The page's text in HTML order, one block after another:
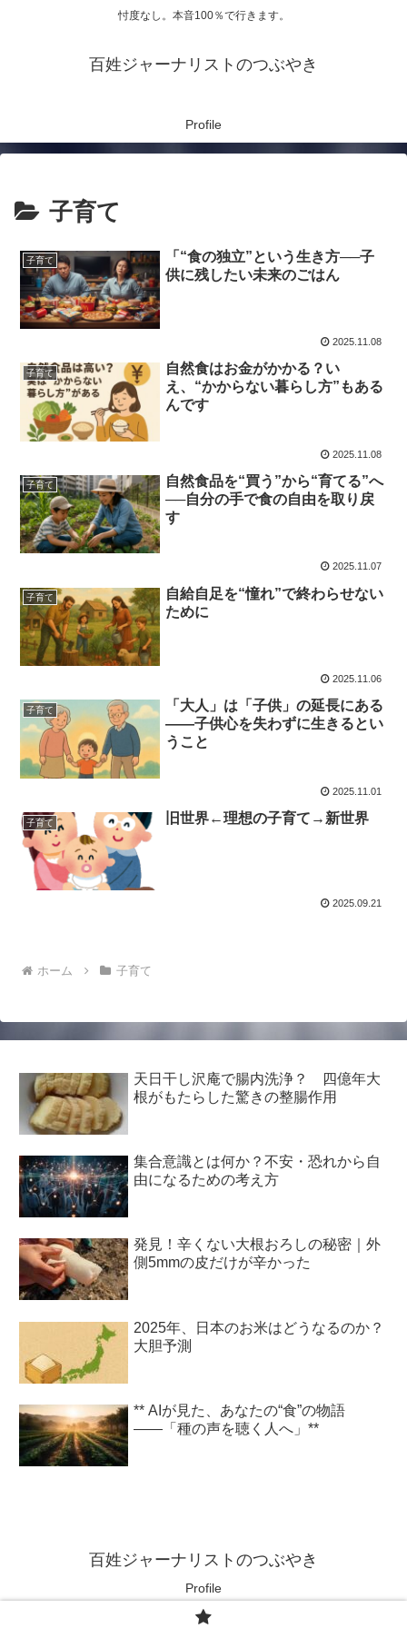
忖度なし。本音100％で行きます。
百姓ジャーナリストのつぶやき
Profile
子育て
子育て
「“食の独立”という生き方──子
供に残したい未来のごはん
2025.11.08
子育て
自然食はお金がかかる？い
え、“かからない暮らし方”もある
んです
2025.11.08
子育て
自然食品を“買う”から“育てる”へ
──自分の手で食の自由を取り戻
す
2025.11.07
子育て
自給自足を“憧れ”で終わらせない
ために
2025.11.06
子育て
「大人」は「子供」の延長にある
――子供心を失わずに生きるとい
うこと
2025.11.01
子育て 旧世界←理想の子育て→新世界
2025.09.21
ホーム 子育て
天日干し沢庵で腸内洗浄？ 四億年大
根がもたらした驚きの整腸作用
集合意識とは何か？不安・恐れから自
由になるための考え方
発見！辛くない大根おろしの秘密｜外
側5mmの皮だけが辛かった
2025年、日本のお米はどうなるのか？
大胆予測
** AIが見た、あなたの“食”の物語
――「種の声を聴く人へ」**
百姓ジャーナリストのつぶやき
Profile
© 2025 百姓ジャーナリストのつぶやき.